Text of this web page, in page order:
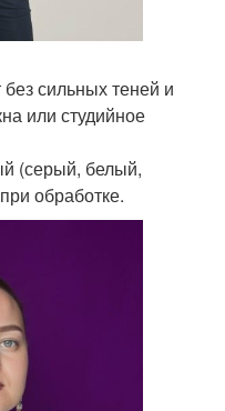
сильных теней и
или студийное
(серый, белый,
обработке.